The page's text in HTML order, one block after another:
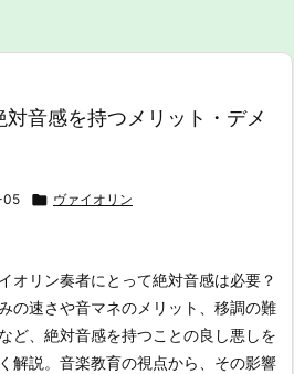
音感を持つメリット・デメ
05  ヴァイオリン
オリン奏者にとって絶対音感は必要？
の速さや音マネのメリット、移調の難
ど、絶対音感を持つことの良し悪しを
解説。音楽教育の視点から、その影響